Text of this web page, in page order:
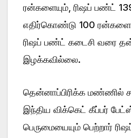
ரன்களையும், ரிஷப் பண்ட்
எதிர்கொண்டு 100
ரிஷப் பண்ட் கடைசி வரை
இழக்கவில்லை.
தென்னாப்பிரிக்க மண்ணில்
இந்திய விக்கெட் கீப்பர்
பெருமையையும் பெற்றார்